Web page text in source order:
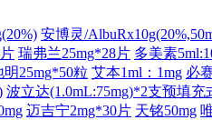
安博灵/
瑞弗兰25mg*28片 多美素
明25mg*50粒 艾本1ml：1mg 必
波立达(1.0mL:75mg)*2支预填充
迈吉宁2mg*30片 天铭50mg